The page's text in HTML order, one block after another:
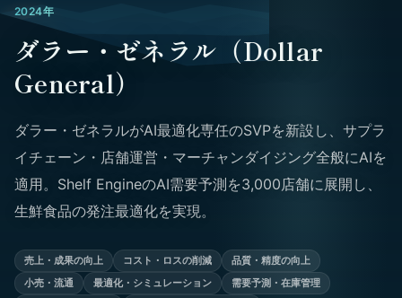
2024年
ダラー・ゼネラル（Dollar
General）
ダラー・ゼネラルがAI最適化専任のSVPを新設し、サプラ
イチェーン・店舗運営・マーチャンダイジング全般にAIを
適用。Shelf EngineのAI需要予測を3,000店舗に展開し、
生鮮食品の発注最適化を実現。
売上・成果の向上 コスト・ロスの削減
品質・精度の向上
小売・流通
最適化・シミュレーション
需要予測・在庫管理